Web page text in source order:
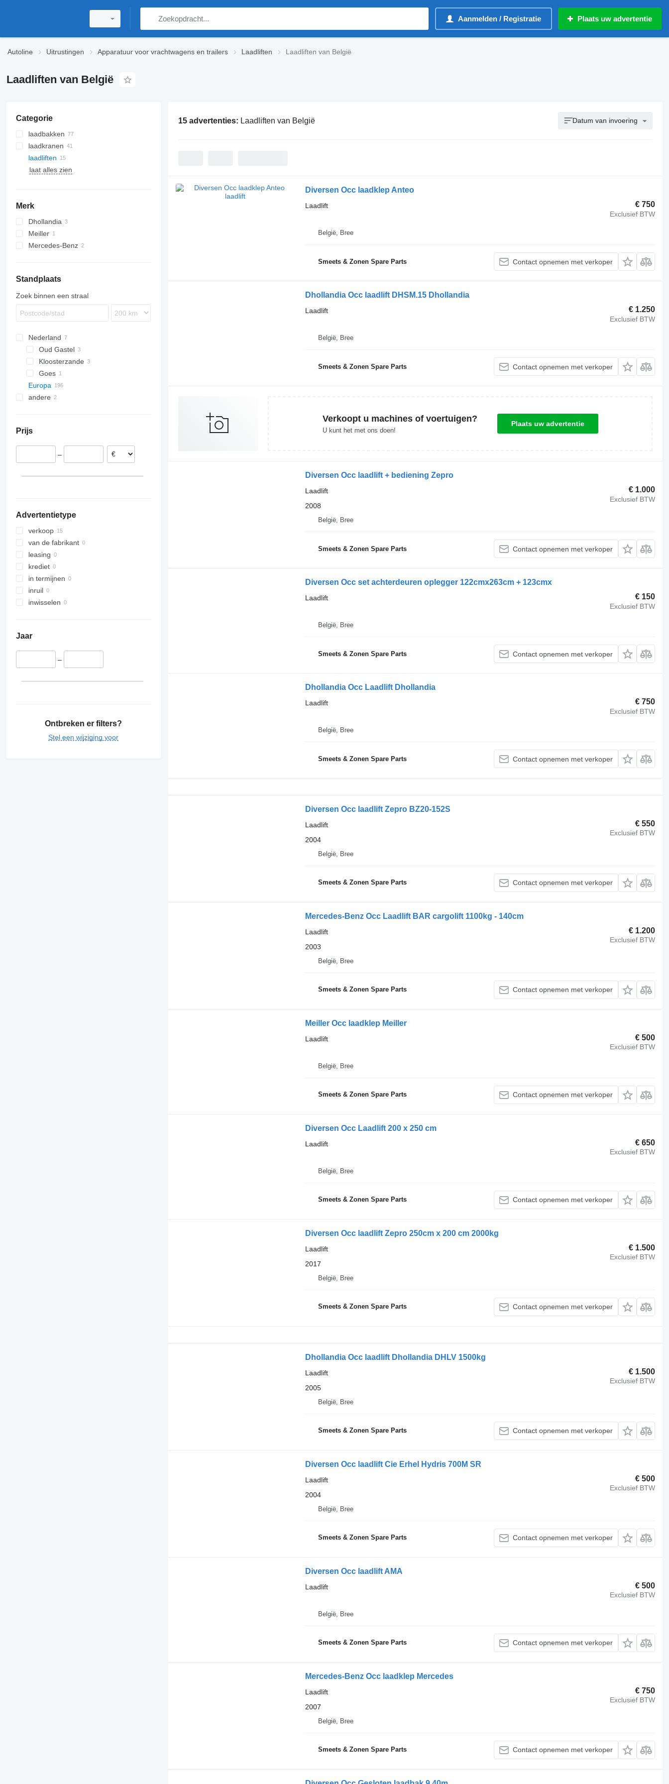
Aanmelden / Registratie Plaats uw advertentie
Autoline Uitrustingen Apparatuur voor vrachtwagens en trailers Laadliften Laadliften van België
Laadliften van België
Categorie
laadbakken
kipper opbouwen
haakarm opbouwen
open laadbak opbouwen
tankwagen carrosserien
schuifzeilen laadbakken
laadkranen
laadliften
hydraulische lieren
schuifzeil wissellaadbakken
laat alles zien
Merk
Dhollandia
Meiller
Mercedes-Benz
Standplaats
Zoek binnen een straal
Nederland
Oud Gastel
Kloosterzande
Goes
Europa
Spanje
België
BreeDuitsland
andere
Prijs
–
Advertentietype
verkoop
van de fabrikant
leasing
krediet
in termijnen
inruil
inwisselen
Jaar
–
Ontbreken er filters?
Stel een wijziging voor
15 advertenties: Laadliften van België Datum van invoering
Diversen Occ laadklep Anteo
€ 750
Exclusief BTW
Laadlift
België, Bree
Smeets & Zonen Spare Parts Contact opnemen met verkoper
Dhollandia Occ laadlift DHSM.15 Dhollandia
€ 1.250
Exclusief BTW
Laadlift
België, Bree
Smeets & Zonen Spare Parts Contact opnemen met verkoper
Verkoopt u machines of voertuigen?
U kunt het met ons doen!
Plaats uw advertentie
Diversen Occ laadlift + bediening Zepro
€ 1.000
Exclusief BTW
Laadlift
2008
België, Bree
Smeets & Zonen Spare Parts Contact opnemen met verkoper
Diversen Occ set achterdeuren oplegger 122cmx263cm + 123cmx
€ 150
Exclusief BTW
Laadlift
België, Bree
Smeets & Zonen Spare Parts Contact opnemen met verkoper
Dhollandia Occ Laadlift Dhollandia
€ 750
Exclusief BTW
Laadlift
België, Bree
Smeets & Zonen Spare Parts Contact opnemen met verkoper
Diversen Occ laadlift Zepro BZ20-152S
€ 550
Exclusief BTW
Laadlift
2004
België, Bree
Smeets & Zonen Spare Parts Contact opnemen met verkoper
Mercedes-Benz Occ Laadlift BAR cargolift 1100kg - 140cm
€ 1.200
Exclusief BTW
Laadlift
2003
België, Bree
Smeets & Zonen Spare Parts Contact opnemen met verkoper
Meiller Occ laadklep Meiller
€ 500
Exclusief BTW
Laadlift
België, Bree
Smeets & Zonen Spare Parts Contact opnemen met verkoper
Diversen Occ Laadlift 200 x 250 cm
€ 650
Exclusief BTW
Laadlift
België, Bree
Smeets & Zonen Spare Parts Contact opnemen met verkoper
Diversen Occ laadlift Zepro 250cm x 200 cm 2000kg
€ 1.500
Exclusief BTW
Laadlift
2017
België, Bree
Smeets & Zonen Spare Parts Contact opnemen met verkoper
Dhollandia Occ laadlift Dhollandia DHLV 1500kg
€ 1.500
Exclusief BTW
Laadlift
2005
België, Bree
Smeets & Zonen Spare Parts Contact opnemen met verkoper
Diversen Occ laadlift Cie Erhel Hydris 700M SR
€ 500
Exclusief BTW
Laadlift
2004
België, Bree
Smeets & Zonen Spare Parts Contact opnemen met verkoper
Diversen Occ laadlift AMA
€ 500
Exclusief BTW
Laadlift
België, Bree
Smeets & Zonen Spare Parts Contact opnemen met verkoper
Mercedes-Benz Occ laadklep Mercedes
€ 750
Exclusief BTW
Laadlift
2007
België, Bree
Smeets & Zonen Spare Parts Contact opnemen met verkoper